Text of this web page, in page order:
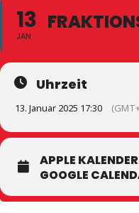
13
JAN
Uhrzeit
13. Januar 2025 17:30
APPLE
GOOGLE